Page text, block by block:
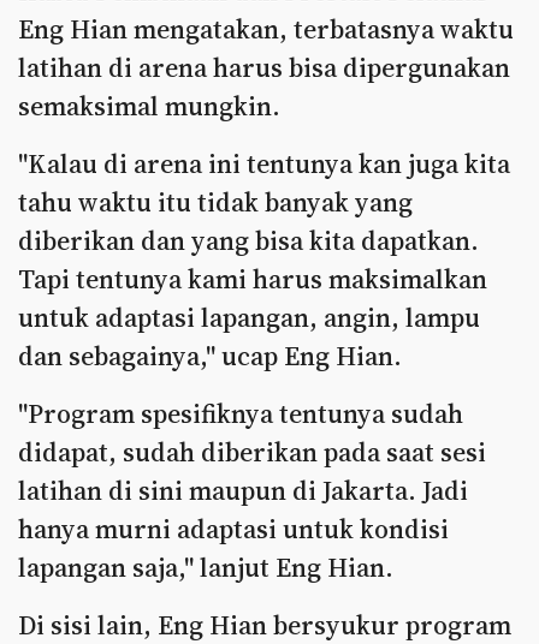
Eng Hian mengatakan, terbatasnya waktu
latihan di arena harus bisa dipergunakan
semaksimal mungkin.
"Kalau di arena ini tentunya kan juga kita
tahu waktu itu tidak banyak yang
diberikan dan yang bisa kita dapatkan.
Tapi tentunya kami harus maksimalkan
untuk adaptasi lapangan, angin, lampu
dan sebagainya," ucap Eng Hian.
"Program spesifiknya tentunya sudah
didapat, sudah diberikan pada saat sesi
latihan di sini maupun di Jakarta. Jadi
hanya murni adaptasi untuk kondisi
lapangan saja," lanjut Eng Hian.
Di sisi lain, Eng Hian bersyukur program